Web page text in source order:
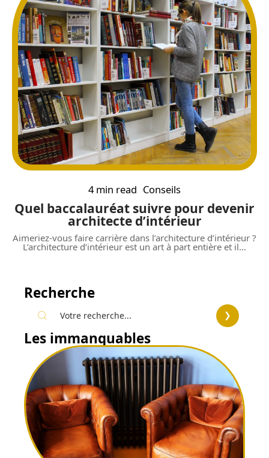
4 min read Conseils
Quel baccalauréat suivre pour devenir
architecte d’intérieur
Aimeriez-vous faire carrière dans l’architecture d’intérieur ?
L’architecture d’intérieur est un art à part entière et il…
Recherche
Les immanquables